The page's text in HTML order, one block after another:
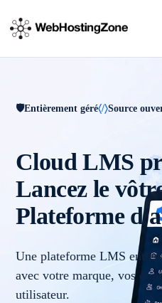
Entièrement géré Source
Cloud LMS
Lancez le
Plateforme
Une plateforme LMS
avec votre marque, vos
utilisateur.